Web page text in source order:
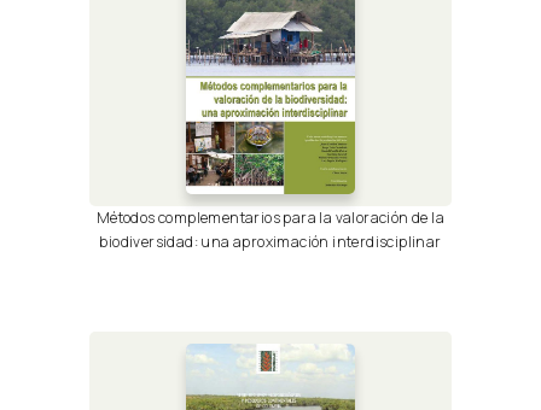
Métodos complementarios para la valoración de la
biodiversidad: una aproximación interdisciplinar